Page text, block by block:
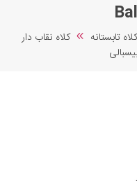
کلاه تابستانه
کلاه نقاب دار